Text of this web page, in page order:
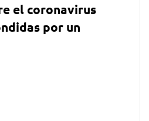
el coronavirus
por un